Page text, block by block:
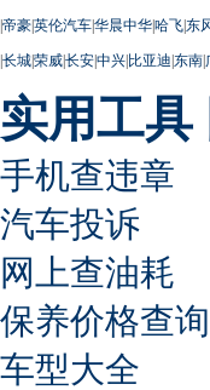
|帝豪|英伦汽车|华晨中华|哈飞|东
|长城|荣威|长安|中兴|比亚迪|东南|
实用工具
手机查违章
汽车投诉
网上查油耗
保养价格查询
车型大全